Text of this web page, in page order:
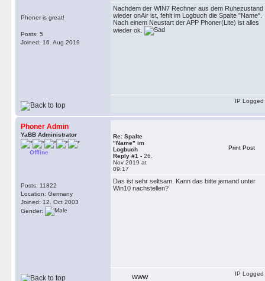
Phoner is great!
Posts: 5
Joined: 16. Aug 2019
Nachdem der WIN7 Rechner aus dem Ruhezustand
wieder onAir ist, fehlt im Logbuch die Spalte "Name".
Nach einem Neustart der APP Phoner(Lite) ist alles
wieder ok.
IP Logged
Phoner Admin
YaBB Administrator
Offline
Posts: 11822
Location: Germany
Joined: 12. Oct 2003
Gender:
Re: Spalte
"Name" im
Logbuch
Reply #1 - 26.
Nov 2019 at
09:17
Print Post
Das ist sehr seltsam. Kann das bitte jemand unter
Win10 nachstellen?
WWW
IP Logged